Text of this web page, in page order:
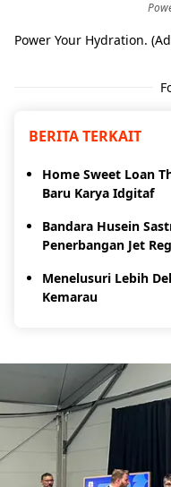
Power Your Hydration.
BERITA TERKAIT
Home Sweet Loan
Baru Karya Idgitaf
Bandara Husein
Penerbangan Jet
Menelusuri Lebih
Kemarau